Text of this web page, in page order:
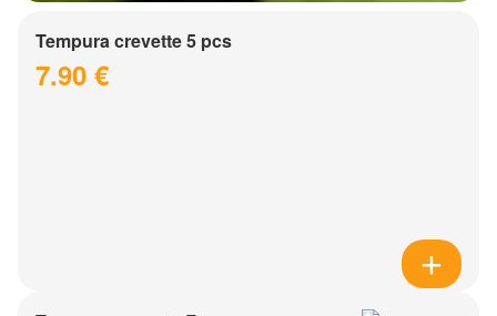
Tempura crevette 5 pcs
7.90 €